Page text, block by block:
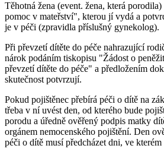
Těhotná žena (event. žena, která
pomoc v mateřství", kterou jí vydá a
je v péči (zpravidla příslušný gynekolog).
Při převzetí dítěte do péče nahrazující
nárok podáním tiskopisu "Žádost o
převzetí dítěte do péče" a předložením
skutečnost potvrzují.
Pokud pojištěnec přebírá péči o dítě na
třeba v ní uvést den, od kterého bude
porodu a úředně ověřený podpis matky
orgánem nemocenského pojištění. Den
péči o dítě musí předcházet dni, ve